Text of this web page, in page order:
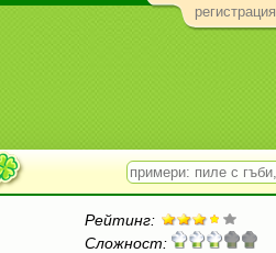
регистрация
Рейтинг:
Сложност: